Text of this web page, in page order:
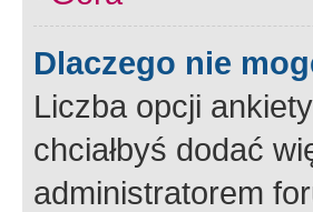
Dlaczego nie
Liczba opcji
chciałbyś dodać
administratorem